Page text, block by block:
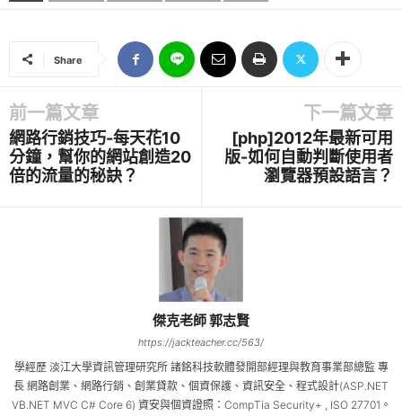
Share
前一篇文章
網路行銷技巧-每天花10
分鐘，幫你的網站創造20
倍的流量的秘訣？
下一篇文章
[php]2012年最新可用
版-如何自動判斷使用者
瀏覽器預設語言？
傑克老師 郭志賢
https://jackteacher.cc/563/
學經歷 淡江大學資訊管理研究所 諸銘科技軟體發開部經理與教育事業部總監 專
長 網路創業、網路行銷、創業貸款、個資保護、資訊安全、程式設計(ASP.NET
VB.NET MVC C# Core 6) 資安與個資證照：CompTia Security+ , ISO 27701。